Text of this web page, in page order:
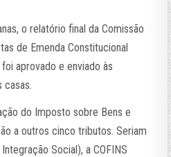
o relatório final da Comissão
de Emenda Constitucional
aprovado e enviado às
casas.
do Imposto sobre Bens e
a outros cinco tributos. Seriam
Social), a COFINS